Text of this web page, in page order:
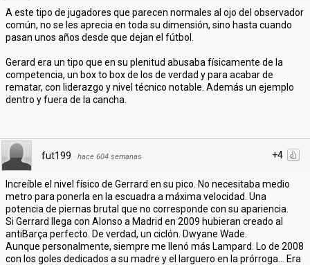
A este tipo de jugadores que parecen normales al ojo del observador
común, no se les aprecia en toda su dimensión, sino hasta cuando
pasan unos años desde que dejan el fútbol.
Gerard era un tipo que en su plenitud abusaba físicamente de la
competencia, un box to box de los de verdad y para acabar de
rematar, con liderazgo y nivel técnico notable. Además un ejemplo
dentro y fuera de la cancha.
+4
fut199 · hace 604 semanas
Increíble el nivel físico de Gerrard en su pico. No necesitaba medio
metro para ponerla en la escuadra a máxima velocidad. Una
potencia de piernas brutal que no corresponde con su apariencia.
Si Gerrard llega con Alonso a Madrid en 2009 hubieran creado al
antiBarça perfecto. De verdad, un ciclón. Dwyane Wade.
Aunque personalmente, siempre me llenó más Lampard. Lo de 2008
con los goles dedicados a su madre y el larguero en la prórroga... Era